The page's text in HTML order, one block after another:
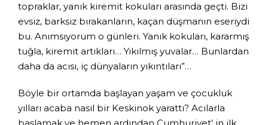
topraklar, yanık kiremit kokuları arasında geçti. Bizi
evsiz, barksız bırakanların, kaçan düşmanın eseriydi
bu. Anımsıyorum o günleri. Yanık kokuları, kararmış
tuğla, kiremit artıkları… Yıkılmış yuvalar… Bunlardan
daha da acısı, iç dünyaların yıkıntıları”…
Böyle bir ortamda başlayan yaşam ve çocukluk
yılları acaba nasıl bir Keskinok yarattı? Acılarla